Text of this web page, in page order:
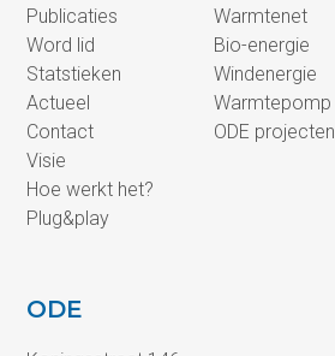
Publicaties
Word lid
Statstieken
Actueel
Contact
Visie
Hoe werkt het?
Plug&play
Warmtenet
Bio-energie
Windenergie
Warmtepomp
ODE projecten
ODE